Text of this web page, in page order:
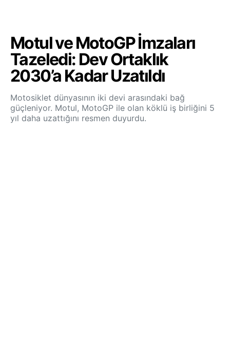
Motul ve MotoGP İmzaları
Tazeledi: Dev Ortaklık
2030’a Kadar Uzatıldı
Motosiklet dünyasının iki devi arasındaki bağ
güçleniyor. Motul, MotoGP ile olan köklü iş birliğini 5
yıl daha uzattığını resmen duyurdu.